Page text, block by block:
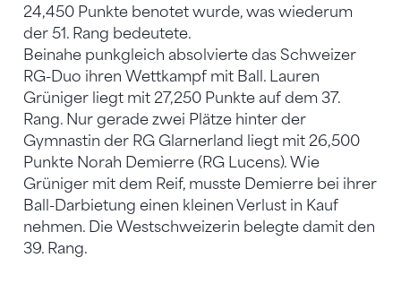
24,450 Punkte benotet wurde, was wiederum
der 51. Rang bedeutete.
Beinahe punkgleich absolvierte das Schweizer
RG-Duo ihren Wettkampf mit Ball. Lauren
Grüniger liegt mit 27,250 Punkte auf dem 37.
Rang. Nur gerade zwei Plätze hinter der
Gymnastin der RG Glarnerland liegt mit 26,500
Punkte Norah Demierre (RG Lucens). Wie
Grüniger mit dem Reif, musste Demierre bei ihrer
Ball-Darbietung einen kleinen Verlust in Kauf
nehmen. Die Westschweizerin belegte damit den
39. Rang.